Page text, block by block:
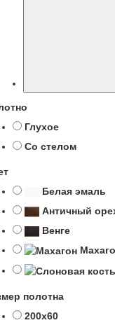
Глухое
Со стелом
Белая эмаль
Античный
Венге
полотна
200х60